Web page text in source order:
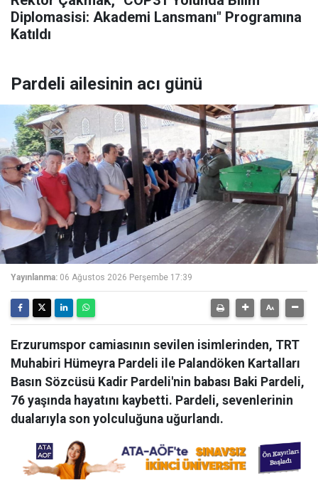
Diplomasisi: Akademi Lansmanı" Programına
Katıldı
Pardeli ailesinin acı günü
Yayınlanma: 06 Ağustos 2026 Perşembe 17:39
Erzurumspor camiasının sevilen isimlerinden, TRT
Muhabiri Hümeyra Pardeli ile Palandöken Kartalları
Basın Sözcüsü Kadir Pardeli'nin babası Baki Pardeli,
76 yaşında hayatını kaybetti. Pardeli, sevenlerinin
dualarıyla son yolculuğuna uğurlandı.